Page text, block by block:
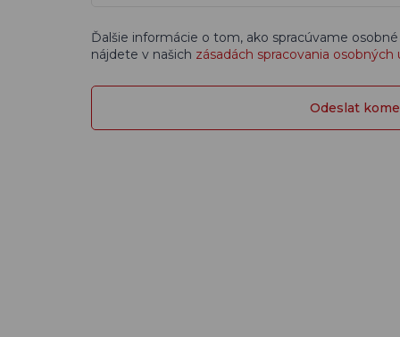
Ďalšie informácie o tom, ako spracúvame
nájdete v našich zásadách spracovania osobných